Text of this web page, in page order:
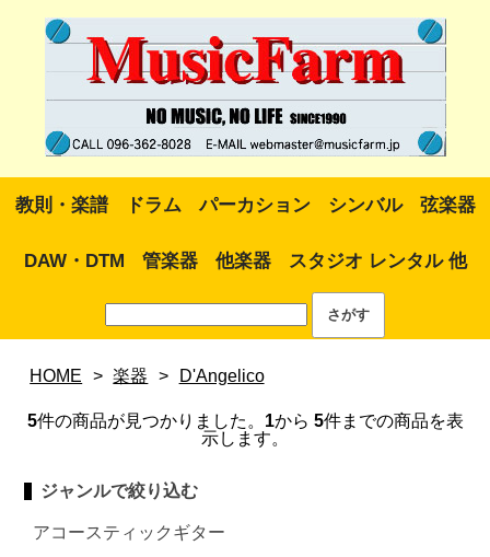
教則・楽譜 ドラム パーカション シンバル 弦楽器
DAW・DTM 管楽器 他楽器 スタジオ レンタル 他
HOME > 楽器 > D'Angelico
5件の商品が見つかりました。 1から 5件までの商品を表
示します。
ジャンルで絞り込む
アコースティックギター